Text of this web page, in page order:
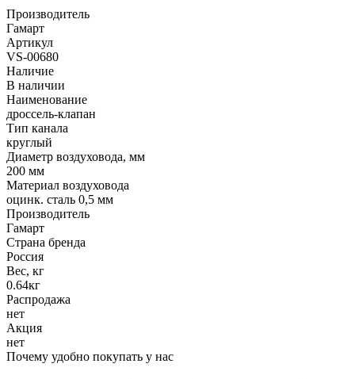
Производитель
Гамарт
Артикул
VS-00680
Наличие
В наличии
Наименование
дроссель-клапан
Тип канала
круглый
Диаметр воздуховода, мм
200 мм
Материал воздуховода
оцинк. сталь 0,5 мм
Производитель
Гамарт
Страна бренда
Россия
Вес, кг
0.64кг
Распродажа
нет
Акция
нет
Почему удобно покупать у нас